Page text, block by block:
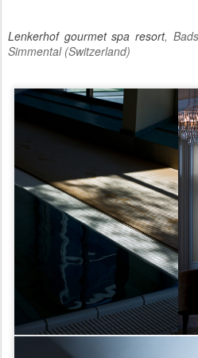
Lenkerhof gourmet spa resort,
Simmental (Switzerland)